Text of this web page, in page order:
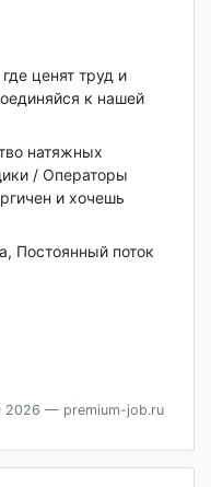
ценят труд и
к нашей
натяжных
/ Операторы
и хочешь
Постоянный поток
2026 — premium-job.ru